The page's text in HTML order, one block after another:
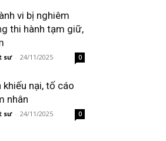
vi bị nghiêm
thi hành tạm giữ,
sư - 24/11/2025 0
khiếu nại, tố cáo
nhân
sư - 24/11/2025 0